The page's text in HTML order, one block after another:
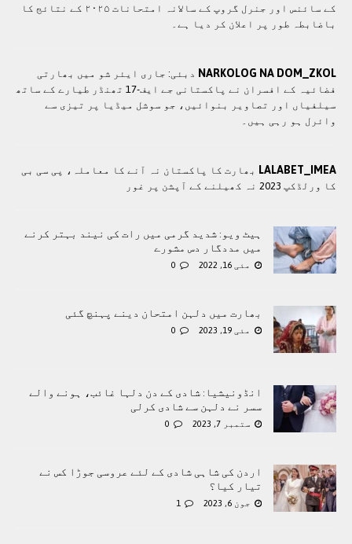
کے سائنس اور جنرل گروپ کے سالانہ امتحانات ۲۰۲۵ کے نتائج کا
باضابطہ طور پر اعلان کر دیا ہے۔
NARKOLOG NA DOM_ZKOL دبئی: جاری ایئر شو میں بھارتی
فضائیہ کے افسران نے پاکستانی جے ایف-17 تھنڈر طیارے کے ساتھ
سیلفیاں اور تصاویر بنوائیں، جو سوشل میڈیا پر تیزی سے
وائرل ہو رہی ہیں۔
LALABET_IMEA بھارت کا پاکستان نہ آنے کا معاملہ، پی سی بی
کا ورلڈکپ 2023 نہ کھیلنے کے آپشن پر غور
ہیٹ ویو: شدید گرمی میں رات کی نیند بہتر کرنے
میں مددگار دس مشورے
مئی 16, 2022 0
بھارت میں دلہن امتحان دینے پہنچ گئی
مئی 19, 2023 0
انڈونیشیا: شادی کے دن دلہا غائب، ہونے والے
سسر نے دلہن سے شادی کرلی
ستمبر 7, 2023 0
اردن کی شاہی شادی کے لئے عروسی جوڑا کس نے
تیار کیا؟
جون 6, 2023 1